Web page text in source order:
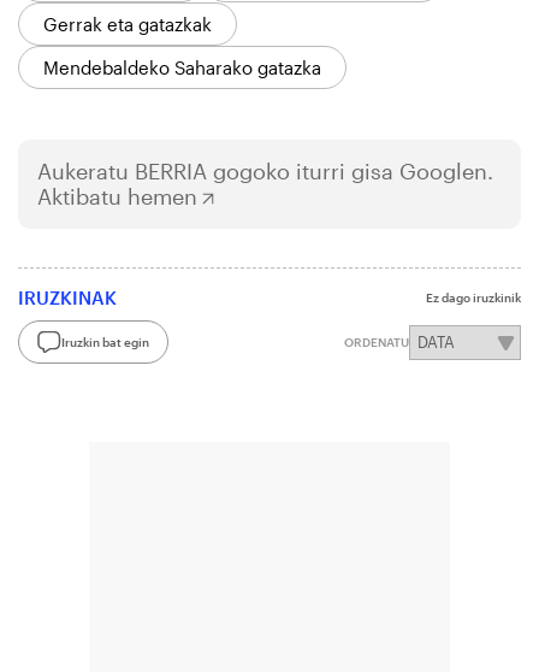
Gerrak eta gatazkak
Mendebaldeko Saharako gatazka
Aukeratu BERRIA gogoko iturri gisa Googlen.
Aktibatu hemen
IRUZKINAK Ez dago iruzkinik
Iruzkin bat egin ORDENATU